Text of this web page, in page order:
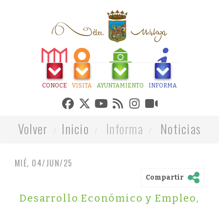
CONOCE VISITA AYUNTAMIENTO INFORMA
Volver Inicio Informa Noticias
MIÉ, 04/JUN/25
Compartir
Desarrollo Económico y Empleo,